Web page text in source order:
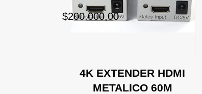
4K EXTENDER HDMI
METALICO 60M
$200.000,00